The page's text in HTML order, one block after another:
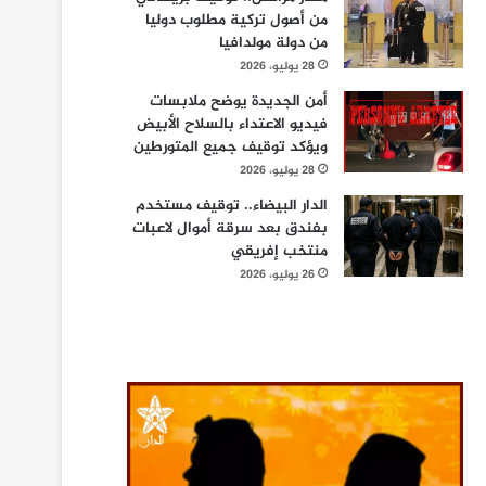
من أصول تركية مطلوب دوليا
من دولة مولدافيا
28 يوليو، 2026
أمن الجديدة يوضح ملابسات
فيديو الاعتداء بالسلاح الأبيض
ويؤكد توقيف جميع المتورطين
28 يوليو، 2026
الدار البيضاء.. توقيف مستخدم
بفندق بعد سرقة أموال لاعبات
منتخب إفريقي
26 يوليو، 2026